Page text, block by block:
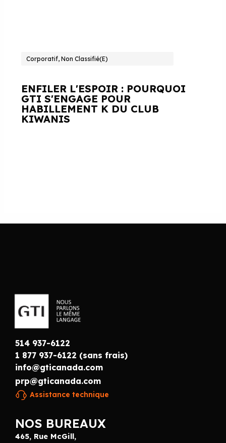
Corporatif, Non Classifié(e)
ENFILER L'ESPOIR : POURQUOI
GTI S'ENGAGE POUR
HABILLEMENT K DU CLUB
KIWANIS
514 937-6122
1 877 937-6122 (sans frais)
info@gticanada.com
prp@gticanada.com
Assistance technique
NOS BUREAUX
465, Rue McGill,